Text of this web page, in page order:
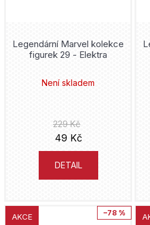
Legendární Marvel kolekce
figurek 29 - Elektra
Není skladem
229 Kč
49 Kč
DETAIL
AKCE –78 %